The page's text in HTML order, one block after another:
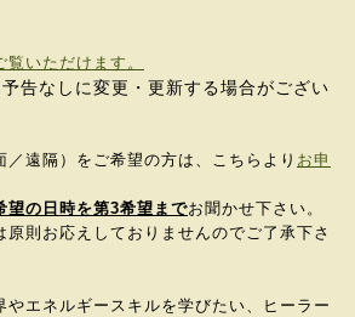
いただけます。
告なしに変更・更新する場合がござい
／遠隔）をご希望の方は、こちらより お申
望の日時を第3希望までお聞かせ下さい。
原則お応えしておりませんのでご了承下さ
やエネルギースキルを学びたい、ヒーラー